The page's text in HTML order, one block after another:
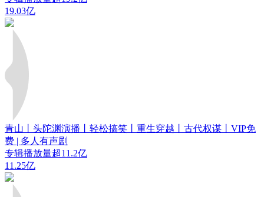
19.03亿
青山丨头陀渊演播丨轻松搞笑丨重生穿越丨古代权谋丨VIP免
费 | 多人有声剧
专辑播放量超11.2亿
11.25亿